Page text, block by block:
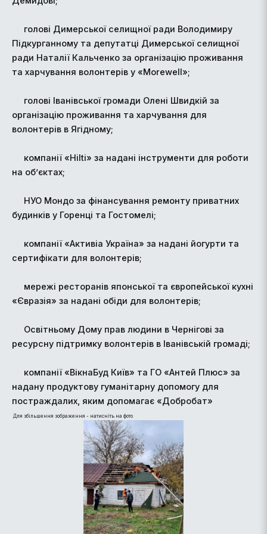
голові Димерської селищної ради Володимиру
Підкурганному та депутатці Димерської селищної
ради Наталії Кальченко за організацію проживання
та харчування волонтерів у «Morewell»;
голові Іванівської громади Олені Швидкій за
організацію проживання та харчування для
волонтерів в Ягідному;
компанії «Hilti» за надані інструменти для роботи
на об’єктах;
НУО Moндо за фінансування ремонту приватних
будинків у Горенці та Гостомелі;
компанії «Активіа Україна» за надані йогурти та
сертифікати для волонтерів;
мережі ресторанів японської та європейської кухні
«Євразія» за надані обіди для волонтерів;
Освітньому Дому прав людини в Чернігові за
ресурсну підтримку волонтерів в Іванівській громаді;
компанії «ВікнаБуд Київ» та ГО «Антей Плюс» за
надану продуктову гуманітарну допомогу для
постраждалих, яким допомагає «Добробат»
Для збільшення зображення - натисніть на фото